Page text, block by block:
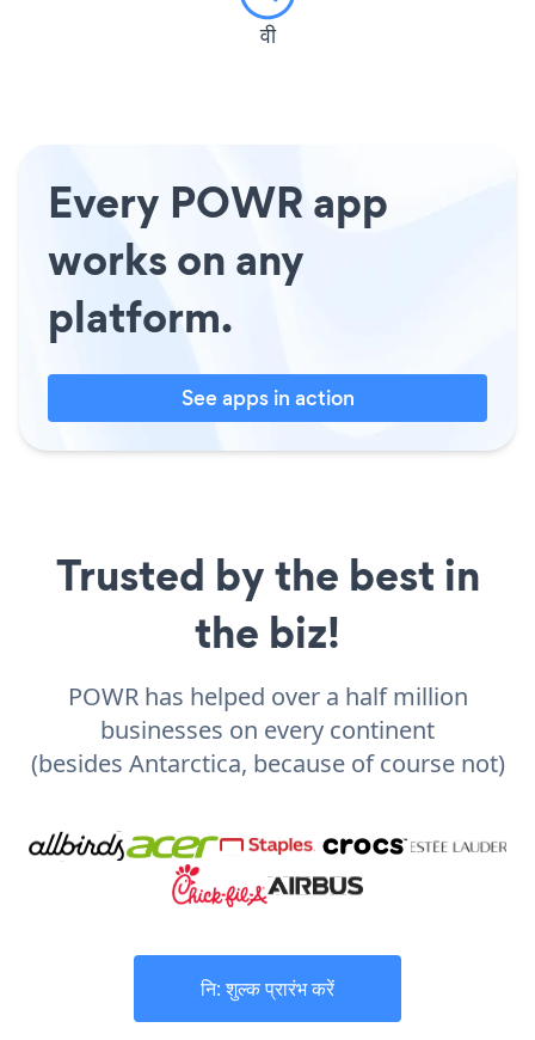
वी
Every POWR app
works on any
platform.
See apps in action
Trusted by the best in
the biz!
POWR has helped over a half million
businesses on every continent
(besides Antarctica, because of course not)
नि: शुल्क प्रारंभ करें